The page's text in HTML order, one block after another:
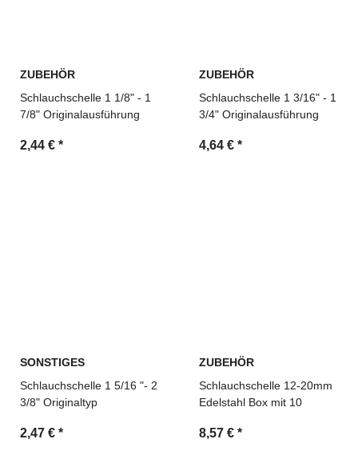
ZUBEHÖR
Schlauchschelle 1 1/8" - 1
7/8" Originalausführung
2,44 € *
ZUBEHÖR
Schlauchschelle 1 3/16" - 1
3/4" Originalausführung
4,64 € *
SONSTIGES
Schlauchschelle 1 5/16 "- 2
3/8" Originaltyp
2,47 € *
ZUBEHÖR
Schlauchschelle 12-20mm
Edelstahl Box mit 10
8,57 € *